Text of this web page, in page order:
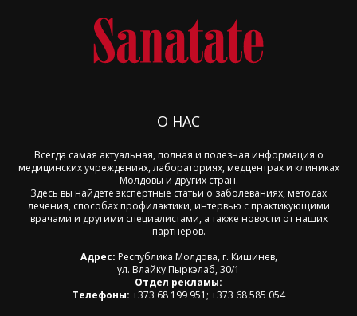
О НАС
Всегда самая актуальная, полная и полезная информация о
медицинских учреждениях, лабораториях, медцентрах и клиниках
Молдовы и других стран.
Здесь вы найдете экспертные статьи о заболеваниях, методах
лечения, способах профилактики, интервью с практикующими
врачами и другими специалистами, а также новости от наших
партнеров.
Адрес: Республика Молдова, г. Кишинев,
ул. Влайку Пыркэлаб, 30/1
Отдел рекламы:
Телефоны: +373 68 199 951; +373 68 585 054